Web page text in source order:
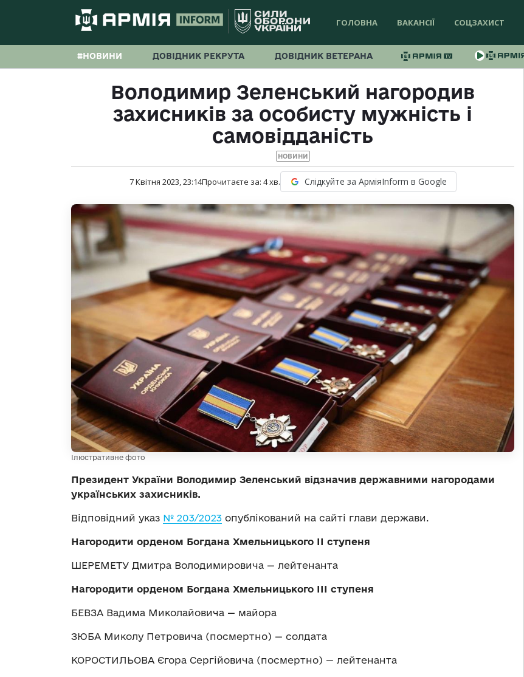
ГОЛОВНА ВАКАНСІЇ СОЦЗАХИСТ
#НОВИНИ ДОВІДНИК РЕКРУТА ДОВІДНИК ВЕТЕРАНА
Володимир Зеленський нагородив
захисників за особисту мужність і
самовідданість
НОВИНИ
7 Квітня 2023, 23:14Прочитаєте за: 4хв. Слідкуйте за АрміяInform в Google
Ілюстративне фото
Президент України Володимир Зеленський відзначив державними нагородами
українських захисників.
Відповідний указ № 203/2023 опублікований на сайті глави держави.
Нагородити орденом Богдана Хмельницького ІІ ступеня
ШЕРЕМЕТУ Дмитра Володимировича — лейтенанта
Нагородити орденом Богдана Хмельницького ІІІ ступеня
БЕВЗА Вадима Миколайовича — майора
ЗЮБА Миколу Петровича (посмертно) — солдата
КОРОСТИЛЬОВА Єгора Сергійовича (посмертно) — лейтенанта